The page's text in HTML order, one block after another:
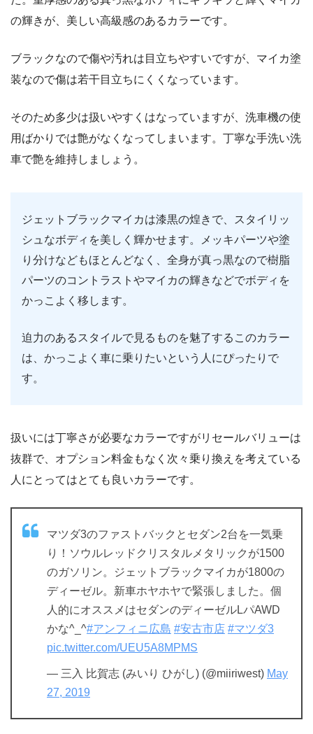
の輝きが、美しい高級感のあるカラーです。
ブラックなので傷や汚れは目立ちやすいですが、マイカ塗
装なので傷は若干目立ちにくくなっています。
そのため多少は扱いやすくはなっていますが、洗車機の使
用ばかりでは艶がなくなってしまいます。丁寧な手洗い洗
車で艶を維持しましょう。
ジェットブラックマイカは漆黒の煌きで、スタイリッ
シュなボディを美しく輝かせます。メッキパーツや塗
り分けなどもほとんどなく、全身が真っ黒なので樹脂
パーツのコントラストやマイカの輝きなどでボディを
かっこよく移します。
迫力のあるスタイルで見るものを魅了するこのカラー
は、かっこよく車に乗りたいという人にぴったりで
す。
扱いには丁寧さが必要なカラーですがリセールバリューは
抜群で、オプション料金もなく次々乗り換えを考えている
人にとってはとても良いカラーです。
マツダ3のファストバックとセダン2台を一気乗
り！ソウルレッドクリスタルメタリックが1500
のガソリン。ジェットブラックマイカが1800の
ディーゼル。新車ホヤホヤで緊張しました。個
人的にオススメはセダンのディーゼルLパAWD
かな^_^#アンフィニ広島 #安古市店 #マツダ3
pic.twitter.com/UEU5A8MPMS
— 三入 比賀志 (みいり ひがし) (@miiriwest) May
27, 2019